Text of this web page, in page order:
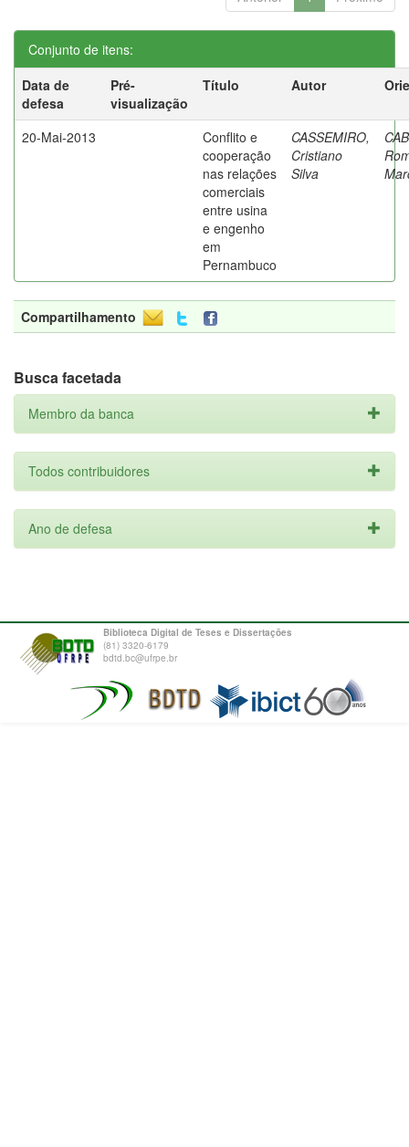
Conjunto de itens:
Data de
defesa
Pré-
visualização
Título Autor
20-Mai-2013
Conflito e
cooperação
nas relações
comerciais
entre usina
e engenho
em
Pernambuco
CASSEMIRO,
Cristiano
Silva
Compartilhamento
Busca facetada
Membro da banca
Todos contribuidores
Ano de defesa
Biblioteca Digital de Teses e Dissertações
(81) 3320-6179
bdtd.bc@ufrpe.br